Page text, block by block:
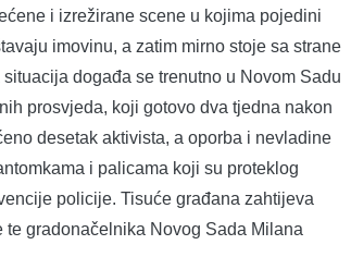
i izrežirane scene u kojima pojedini
imovinu, a zatim mirno stoje sa strane
događa se trenutno u Novom Sadu
prosvjeda, koji gotovo dva tjedna nakon
desetak aktivista, a oporba i nevladine
i palicama koji su proteklog
policije. Tisuće građana zahtijeva
gradonačelnika Novog Sada Milana